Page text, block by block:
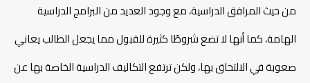
من حيث المرافق الدراسية، مع وجود العديد من البرامج الدراسية
الهامة، كما أنها لا تضع شروطًا كثيرة للقبول مما يجعل الطالب يعاني
صعوبة في الالتحاق بها، ولكن ترتفع التكاليف الدراسية الخاصة بها عن